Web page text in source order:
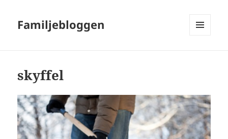
Familjebloggen
skyffel